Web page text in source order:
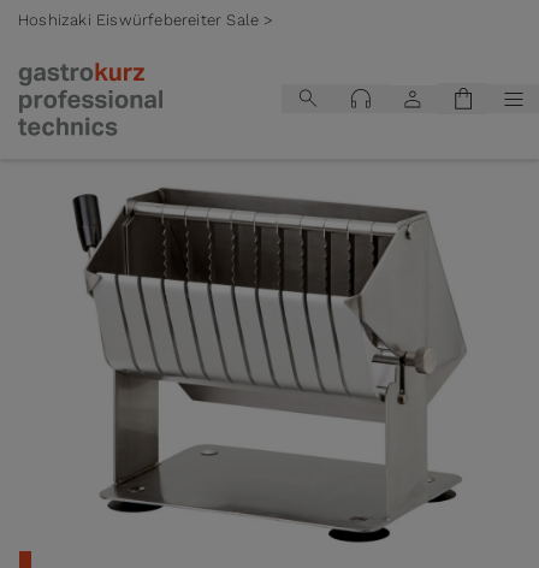
Hoshizaki Eiswürfebereiter Sale >